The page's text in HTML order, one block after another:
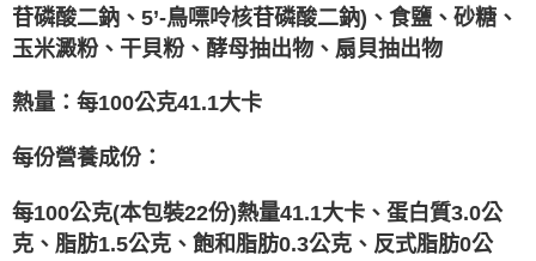
苷磷酸二鈉、5’-鳥嘌呤核苷磷酸二鈉)、食鹽、砂糖、
玉米澱粉、干貝粉、酵母抽出物、扇貝抽出物
熱量：每100公克41.1大卡
每份營養成份：
每100公克(本包裝22份)熱量41.1大卡、蛋白質3.0公
克、脂肪1.5公克、飽和脂肪0.3公克、反式脂肪0公